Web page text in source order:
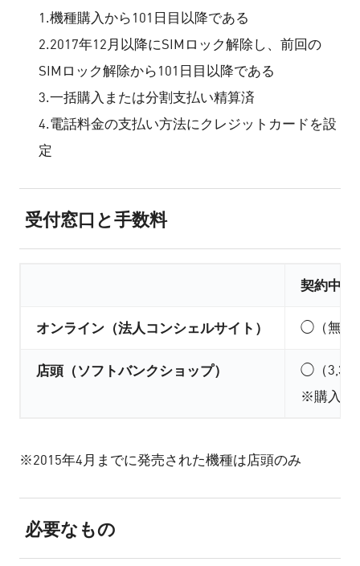
1.機種購入から101日目以降である
2.2017年12月以降にSIMロック解除し、前回の
SIMロック解除から101日目以降である
3.一括購入または分割支払い精算済
4.電話料金の支払い方法にクレジットカードを設
定
受付窓口と手数料
契約中
オンライン（法人コンシェルサイト） ◯（無料
店頭（ソフトバンクショップ）
◯（
※購入と
※2015年4月までに発売された機種は店頭のみ
必要なもの